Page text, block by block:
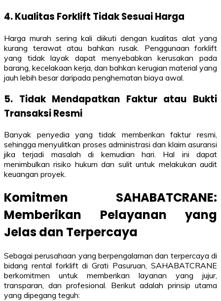
4. Kualitas Forklift Tidak Sesuai Harga
Harga murah sering kali diikuti dengan kualitas alat yang
kurang terawat atau bahkan rusak. Penggunaan forklift
yang tidak layak dapat menyebabkan kerusakan pada
barang, kecelakaan kerja, dan bahkan kerugian material yang
jauh lebih besar daripada penghematan biaya awal.
5. Tidak Mendapatkan Faktur atau Bukti
Transaksi Resmi
Banyak penyedia yang tidak memberikan faktur resmi,
sehingga menyulitkan proses administrasi dan klaim asuransi
jika terjadi masalah di kemudian hari. Hal ini dapat
menimbulkan risiko hukum dan sulit untuk melakukan audit
keuangan proyek.
Komitmen SAHABATCRANE:
Memberikan Pelayanan yang
Jelas dan Terpercaya
Sebagai perusahaan yang berpengalaman dan terpercaya di
bidang rental forklift di Grati Pasuruan, SAHABATCRANE
berkomitmen untuk memberikan layanan yang jujur,
transparan, dan profesional. Berikut adalah prinsip utama
yang dipegang teguh: